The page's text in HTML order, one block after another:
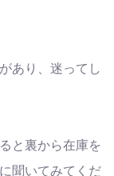
あり、迷ってし
と裏から在庫を
聞いてみてくだ